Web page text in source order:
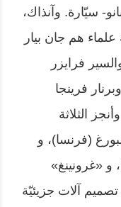
سيّارة. وآنذاك،
علماء هم جان بيار
في باريس، 1944)، والسير فرايزر
(أدنبرة- انكلترا، 1942)، وبرنار فرينجا
كوباسكوم، هولندا، 1951). وأنجز الثلاثة
(فرنسا)، و
و «غرونينغ»
آلات جزيئيّة